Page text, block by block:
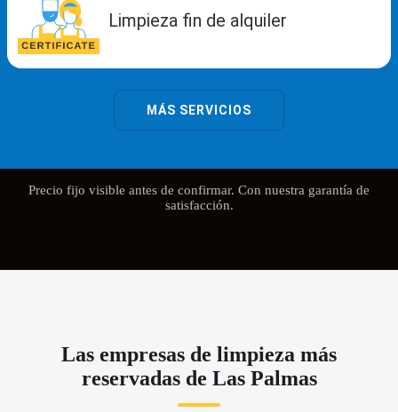
Precio fijo visible antes de confirmar. Con nuestra garantía de
satisfacción.
Las empresas de limpieza más
reservadas de Las Palmas